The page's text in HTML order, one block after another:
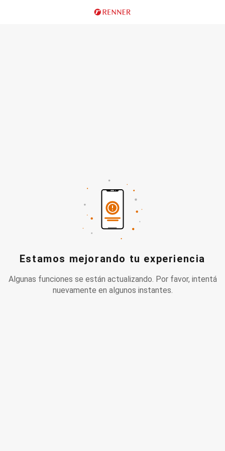
Estamos mejorando tu experiencia
Algunas funciones se están actualizando. Por favor, intentá
nuevamente en algunos instantes.